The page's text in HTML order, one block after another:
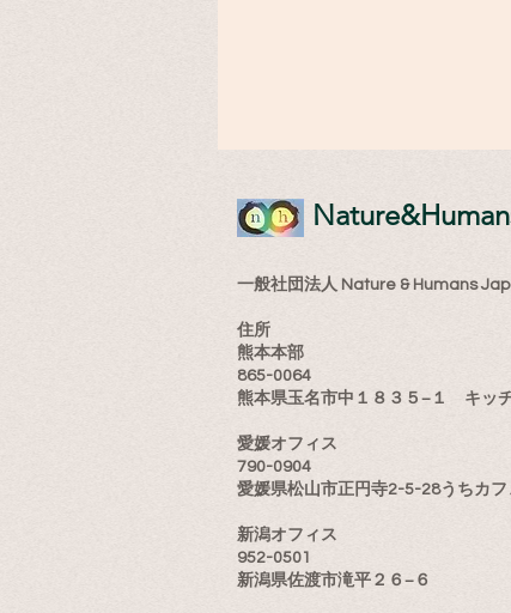
一般社団法人 Nature & Humans
住所
熊本本部
865-0064
熊本県玉名市中１８３５−１ キッ
愛媛オフィス
790-0904
愛媛県松山市正円寺2-5-28うちカフ
新潟オフィス
952-0501
新潟県佐渡市滝平２６−６